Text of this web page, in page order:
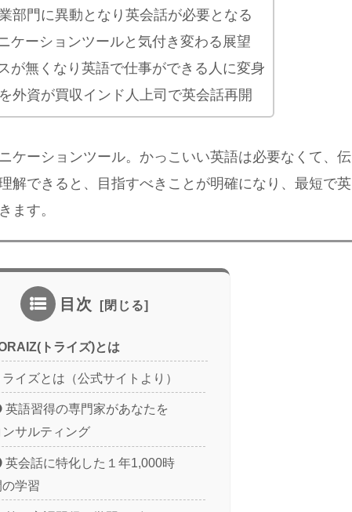
部門に異動となり英会話が必要となる
ケーションツールと気付き変わる展望
が無くなり英語で仕事ができる人に変身
外資が買収インド人上司で英会話再開
ケーションツール。かっこいい英語は必要なくて、伝
解できると、目指すべきことが明確になり、最短で英
ます。
目次
トライズ)とは
ライズとは（公式サイトより）
語習得の専門家があなたを
ンサルティング
会話に特化した１年1,000時
の学習